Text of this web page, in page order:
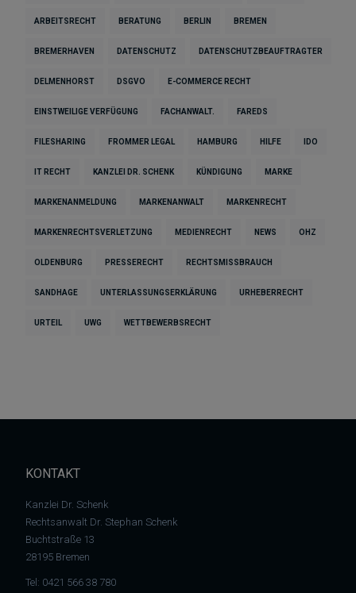
ARBEITSRECHT BERATUNG BERLIN BREMEN
BREMERHAVEN DATENSCHUTZ DATENSCHUTZBEAUFTRAGTER
DELMENHORST DSGVO E-COMMERCE RECHT
EINSTWEILIGE VERFÜGUNG FACHANWALT. FAREDS
FILESHARING FROMMER LEGAL HAMBURG HILFE IDO
IT RECHT KANZLEI DR. SCHENK KÜNDIGUNG MARKE
MARKENANMELDUNG MARKENANWALT MARKENRECHT
MARKENRECHTSVERLETZUNG MEDIENRECHT NEWS OHZ
OLDENBURG PRESSERECHT RECHTSMISSBRAUCH
SANDHAGE UNTERLASSUNGSERKLÄRUNG URHEBERRECHT
URTEIL UWG WETTBEWERBSRECHT
KONTAKT
Kanzlei Dr. Schenk
Rechtsanwalt Dr. Stephan Schenk
Buchtstraße 13
28195 Bremen
Tel: 0421 566 38 780